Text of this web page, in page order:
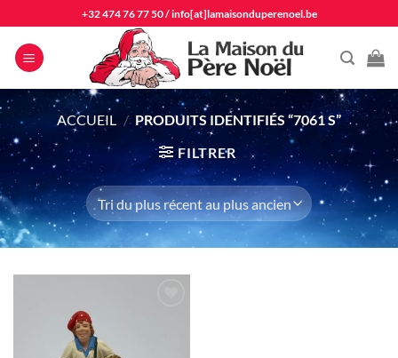
au
contenu
+32 474 76 77 50/info[at]lamaisonduperenoel.be
ACCUEIL / PRODUITS IDENTIFIÉS “7061 S”
FILTRER